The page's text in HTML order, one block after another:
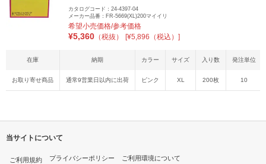
カタログコード：24-4397-04
メーカー品番：FR-5669(XL)200マイイリ
希望小売価格/参考価格
¥5,360 （税抜） [¥5,896（税込）]
在庫 納期 カラー サイズ 入り数 発注単位
お取り寄せ商品 通常9営業日以内に出荷 ピンク XL 200枚 10
当サイトについて
ご利用規約 プライバシーポリシー ご利用環境について